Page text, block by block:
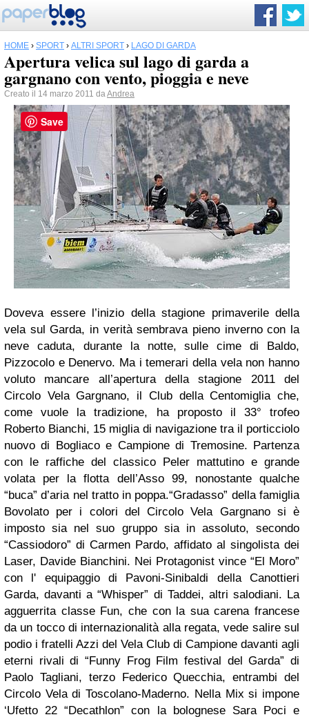
HOME › SPORT › ALTRI SPORT › LAGO DI GARDA
Apertura velica sul lago di garda a
gargnano con vento, pioggia e neve
Creato il 14 marzo 2011 daAndrea
Doveva essere l’inizio della stagione primaverile della
vela sul Garda, in verità sembrava pieno inverno con la
neve caduta, durante la notte, sulle cime di Baldo,
Pizzocolo e Denervo. Ma i temerari della vela non hanno
voluto mancare all’apertura della stagione 2011 del
Circolo Vela Gargnano, il Club della Centomiglia che,
come vuole la tradizione, ha proposto il 33° trofeo
Roberto Bianchi, 15 miglia di navigazione tra il porticciolo
nuovo di Bogliaco e Campione di Tremosine. Partenza
con le raffiche del classico Peler mattutino e grande
volata per la flotta dell’Asso 99, nonostante qualche
“buca” d’aria nel tratto in poppa.“Gradasso” della famiglia
Bovolato per i colori del Circolo Vela Gargnano si è
imposto sia nel suo gruppo sia in assoluto, secondo
“Cassiodoro” di Carmen Pardo, affidato al singolista dei
Laser, Davide Bianchini. Nei Protagonist vince “El Moro”
con l' equipaggio di Pavoni-Sinibaldi della Canottieri
Garda, davanti a “Whisper” di Taddei, altri salodiani. La
agguerrita classe Fun, che con la sua carena francese
da un tocco di internazionalità alla regata, vede salire sul
podio i fratelli Azzi del Vela Club di Campione davanti agli
eterni rivali di “Funny Frog Film festival del Garda” di
Paolo Tagliani, terzo Federico Quecchia, entrambi del
Circolo Vela di Toscolano-Maderno. Nella Mix si impone
‘Ufetto 22 “Decathlon” con la bolognese Sara Poci e
Save